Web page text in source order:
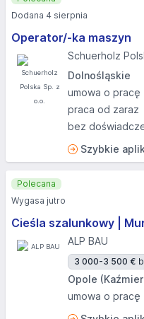
Operator/-ka maszyn
Schuerholz
Dolnośląskie
umowa o pracę
praca od zaraz
bez
Szybkie
Dodana 4 sierpnia
Cieśla szalunkowy |
ALP BAU
3 000-3 500 €
Opole
umowa o pracę
Polecana
Wygasa jutro